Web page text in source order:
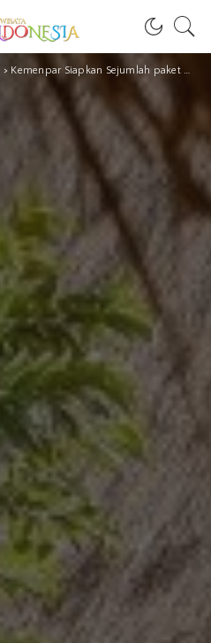
> Kemenpar Siapkan Sejumlah paket Wisata Selama Libur Idul Fitri